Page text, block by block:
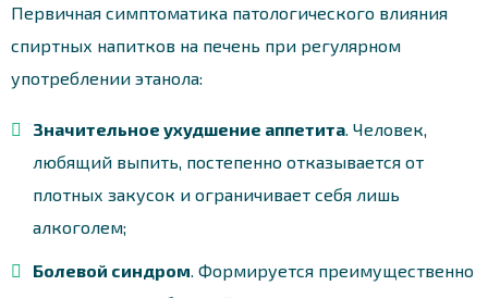
Первичная симптоматика патологического влияния
спиртных напитков на печень при регулярном
употреблении этанола:
Значительное ухудшение аппетита . Человек,
любящий выпить, постепенно отказывается от
плотных закусок и ограничивает себя лишь
алкоголем;
Болевой синдром . Формируется преимущественно